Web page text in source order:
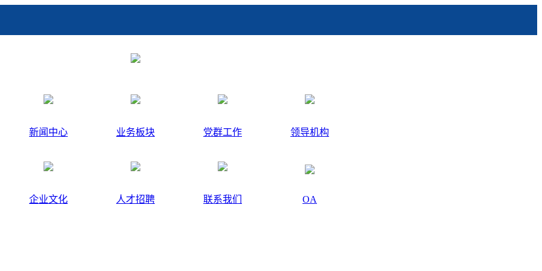
新闻中心 业务板块 党群工作 领导机构
企业文化 人才招聘 联系我们 OA